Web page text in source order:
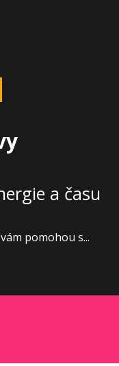
a času
pomohou s...